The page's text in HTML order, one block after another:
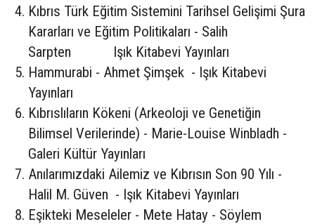
Kıbrıs Türk Eğitim Sistemini Tarihsel Gelişimi Şura
Kararları ve Eğitim Politikaları - Salih
Sarpten Işık Kitabevi Yayınları
Hammurabi - Ahmet Şimşek - Işık Kitabevi
Yayınları
Kıbrıslıların Kökeni (Arkeoloji ve Genetiğin
Bilimsel Verilerinde) - Marie-Louise Winbladh -
Galeri Kültür Yayınları
Anılarımızdaki Ailemiz ve Kıbrısın Son 90 Yılı -
Halil M. Güven - Işık Kitabevi Yayınları
Eşikteki Meseleler - Mete Hatay - Söylem